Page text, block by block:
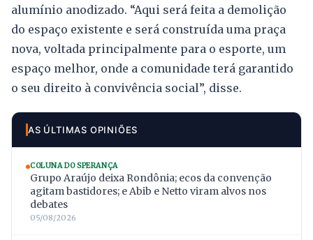
alumínio anodizado. “Aqui será feita a demolição
do espaço existente e será construída uma praça
nova, voltada principalmente para o esporte, um
espaço melhor, onde a comunidade terá garantido
o seu direito à convivência social”, disse.
AS ÚLTIMAS OPINIÕES
COLUNA DO SPERANÇA
Grupo Araújo deixa Rondônia; ecos da convenção
agitam bastidores; e Abib e Netto viram alvos nos
debates
05/08/2026